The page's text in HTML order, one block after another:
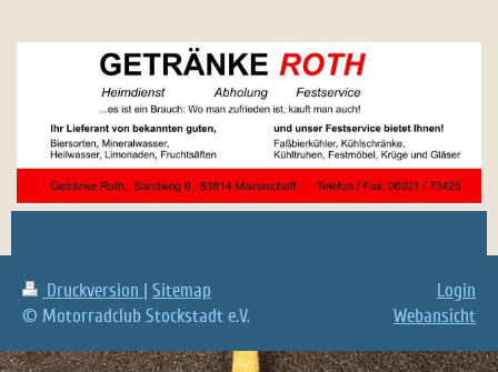
Druckversion | Sitemap
© Motorradclub Stockstadt e.V.
Login
Webansicht